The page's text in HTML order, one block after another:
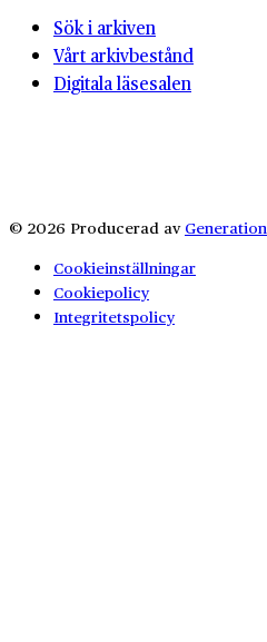
Sök i arkiven
Vårt arkivbestånd
Digitala läsesalen
© 2026 Producerad av Generation
Cookieinställningar
Cookiepolicy
Integritetspolicy